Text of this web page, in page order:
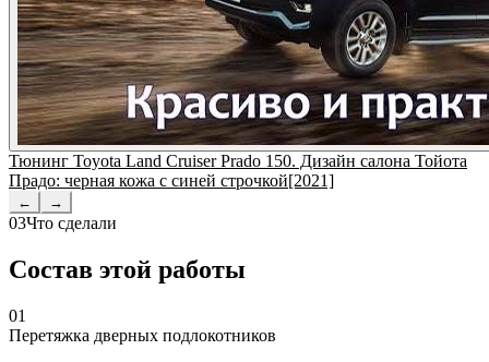
Тюнинг Toyota Land Cruiser Prado 150. Дизайн салона Тойота
Прадо: черная кожа с синей строчкой[2021]
← →
03Что сделали
Состав этой работы
01
Перетяжка дверных подлокотников